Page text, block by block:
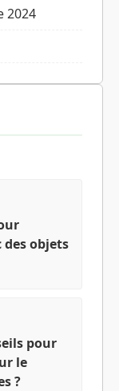
2024
objets
pour
le
?